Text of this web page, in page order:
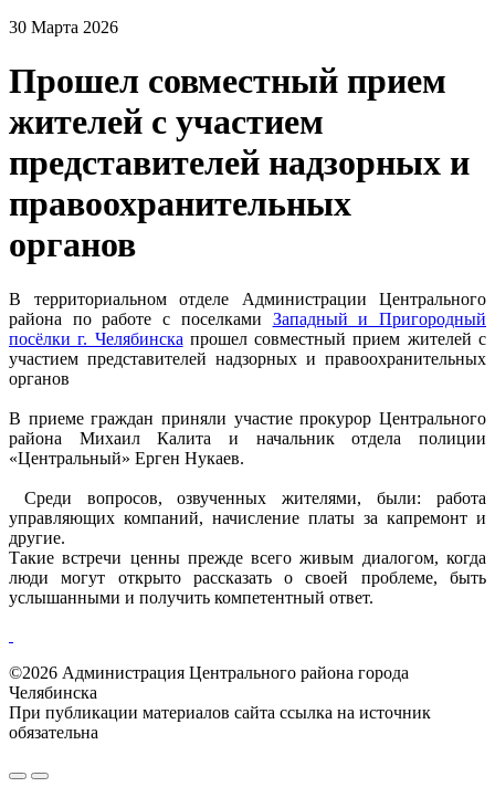
30 Марта 2026
Прошел совместный прием
жителей с участием
представителей надзорных и
правоохранительных
органов
В территориальном отделе Администрации Центрального
района по работе с поселками Западный и Пригородный
посёлки г. Челябинска прошел совместный прием жителей с
участием представителей надзорных и правоохранительных
органов
В приеме граждан приняли участие прокурор Центрального
района Михаил Калита и начальник отдела полиции
«Центральный» Ерген Нукаев.
Среди вопросов, озвученных жителями, были: работа
управляющих компаний, начисление платы за капремонт и
другие.
Такие встречи ценны прежде всего живым диалогом, когда
люди могут открыто рассказать о своей проблеме, быть
услышанными и получить компетентный ответ.
©2026 Администрация Центрального района города
Челябинска
При публикации материалов сайта ссылка на источник
обязательна